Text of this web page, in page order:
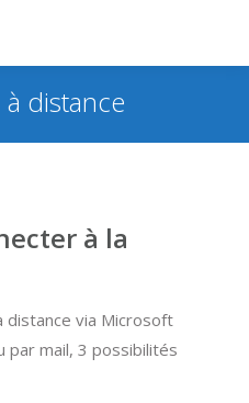
distance
à la
via Microsoft
par mail, 3 possibilités